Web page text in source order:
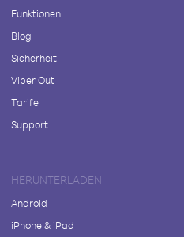
Funktionen
Blog
Sicherheit
Viber Out
Tarife
Support
HERUNTERLADEN
Android
iPhone & iPad